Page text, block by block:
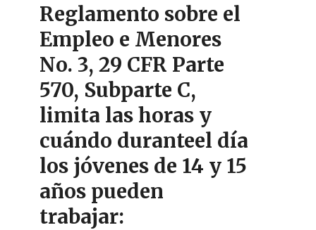
Reglamento sobre el
Empleo e Menores
No. 3, 29 CFR Parte
570, Subparte C,
limita las horas y
cuándo duranteel día
los jóvenes de 14 y 15
años pueden
trabajar: